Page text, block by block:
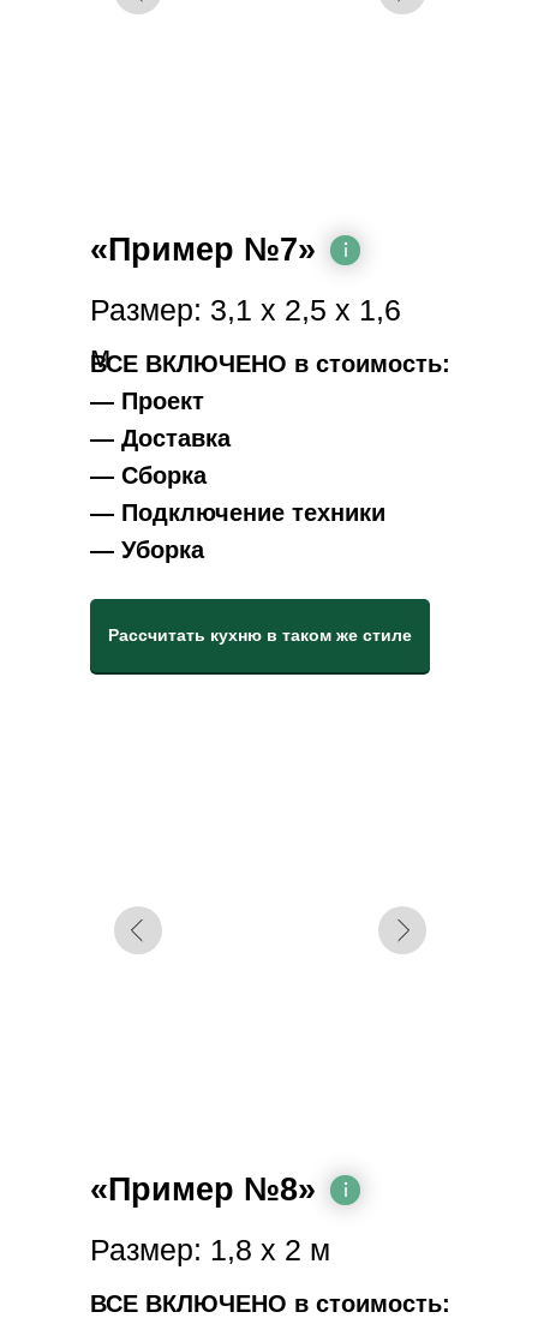
ВСЕ ВКЛЮЧЕНО в стоимость:
«Пример №8»
Размер: 1,8 х 2 м
ВСЕ ВКЛЮЧЕНО в стоимость:
— Проект
— Доставка
— Сборка
— Подключение техники
— Уборка
«Пример №7»
Размер: 3,1 х 2,5 x 1,6
м
Рассчитать кухню в таком же стиле